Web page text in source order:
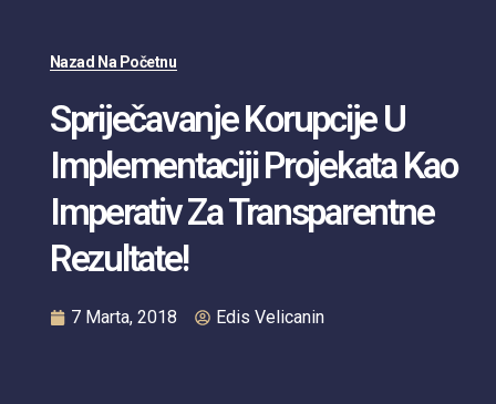
Nazad Na Početnu
Spriječavanje Korupcije U
Implementaciji Projekata Kao
Imperativ Za Transparentne
Rezultate!
7 Marta, 2018 Edis Velicanin